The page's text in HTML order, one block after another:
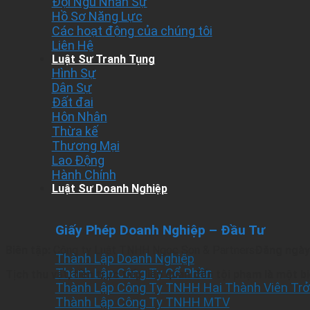
Hồ Sơ Năng Lực
Các hoạt động của chúng tôi
Liên Hệ
Luật Sư Tranh Tụng
Hình Sự
Dân Sự
Đất đai
Hôn Nhân
Thừa kế
Thương Mại
Lao Động
Hành Chính
Luật Sư Doanh Nghiệp
Giấy Phép Doanh Nghiệp – Đầu Tư
Thành Lập Doanh Nghiệp
Thành Lập Công Ty Cổ Phần
Thành Lập Công Ty TNHH Hai Thành Viên
Thành Lập Công Ty TNHH MTV
Công ty Luật TNHH Ngoc Son & Partners
Tịch thu vật, tiền trực tiếp liên quan đến tội phạm là một